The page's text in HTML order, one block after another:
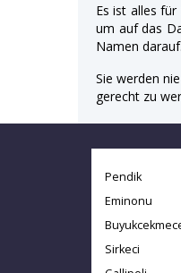
Es ist alles
um auf das
Namen darauf.
Sie werden
gerecht zu
Pendik
Eminonu
Sirkeci